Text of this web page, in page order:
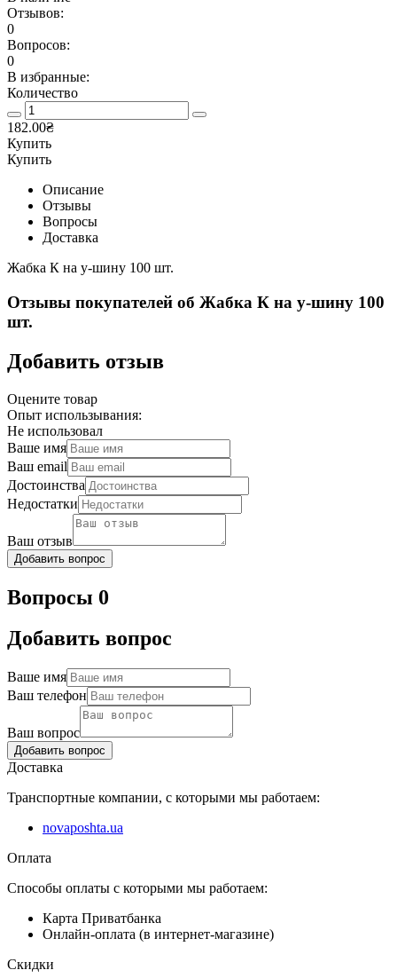
Отзывов:
0
Вопросов:
0
В избранные:
Количество
182.00₴
Купить
Купить
Описание
Отзывы
Вопросы
Доставка
Жабка К на у-шину 100 шт.
Отзывы покупателей об Жабка К на у-шину 100
шт.
Добавить отзыв
Оцените товар
Опыт использывания:
Не использовал
Ваше имя
Ваш email
Достоинства
Недостатки
Ваш отзыв
Добавить вопрос
Вопросы 0
Добавить вопрос
Ваше имя
Ваш телефон
Ваш вопрос
Добавить вопрос
Доставка
Транспортные компании, с которыми мы работаем:
novaposhta.ua
Оплата
Способы оплаты с которыми мы работаем:
Карта Приватбанка
Онлайн-оплата (в интернет-магазине)
Скидки